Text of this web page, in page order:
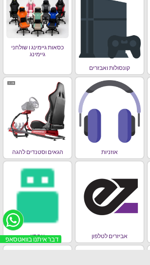
דבר איתנו בוואטסאפ
קונסולות ואבזרים
כסאות גיימינג ו שולחני
גיימינג
אוזניות הגאים וסטנדים להגה
אביזרים לטלפון אחסון